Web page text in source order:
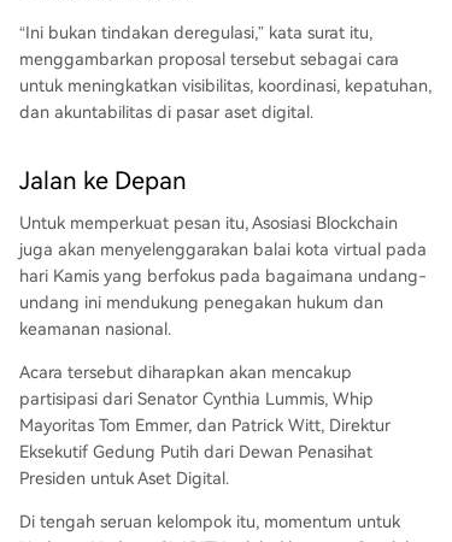
“Ini bukan tindakan deregulasi,” kata surat itu,
menggambarkan proposal tersebut sebagai cara
untuk meningkatkan visibilitas, koordinasi, kepatuhan,
dan akuntabilitas di pasar aset digital.
Jalan ke Depan
Untuk memperkuat pesan itu, Asosiasi Blockchain
juga akan menyelenggarakan balai kota virtual pada
hari Kamis yang berfokus pada bagaimana undang-
undang ini mendukung penegakan hukum dan
keamanan nasional.
Acara tersebut diharapkan akan mencakup
partisipasi dari Senator Cynthia Lummis, Whip
Mayoritas Tom Emmer, dan Patrick Witt, Direktur
Eksekutif Gedung Putih dari Dewan Penasihat
Presiden untuk Aset Digital.
Di tengah seruan kelompok itu, momentum untuk